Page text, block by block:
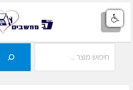
דילוג
לתוכן
MAIN